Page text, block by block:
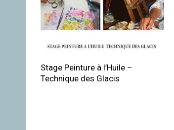
Stage Peinture à l’Huile –
Technique des Glacis